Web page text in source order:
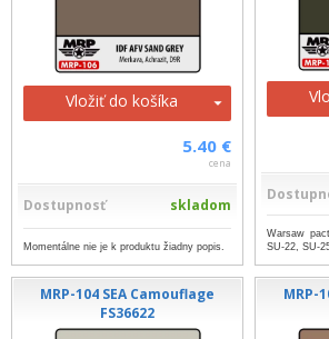
Vložiť do košíka
5.40 €
cena
Dostupnosť skladom
Momentálne nie je k produktu žiadny popis.
Warsaw
SU-22, SU-
MRP-104 SEA Camouflage
FS36622
MRP-